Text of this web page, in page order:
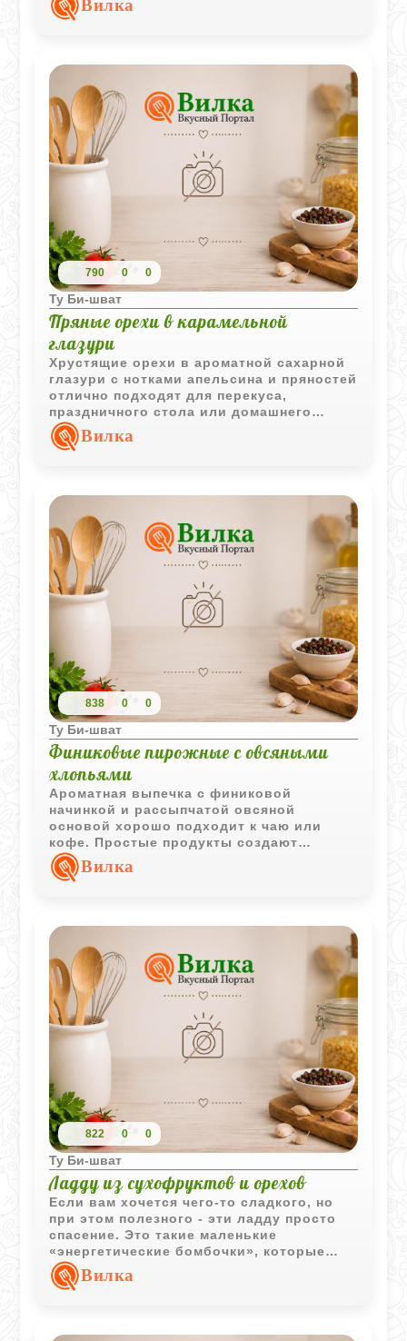
буквально обжигает пальцы, иначе оно
оказывается этот густой, тягучий
ореховый крем, получается просто
магия. Это такой классический десерт, от
которого на кухне стоит потрясающий
аромат жареного миндаля и сливочного
масла. Идеально к крепкому кофе, когда
хочется чего-то по-настоящему
изысканного и домашнего одновременно.
Вилка
790 0 0
Ту Би-шват
Пряные орехи в карамельной
глазури
Хрустящие орехи в ароматной сахарной
глазури с нотками апельсина и пряностей
отлично подходят для перекуса,
праздничного стола или домашнего
подарка.Вилка
838 0 0
Ту Би-шват
Финиковые пирожные с овсяными
хлопьями
Ароматная выпечка с финиковой
начинкой и рассыпчатой овсяной
основой хорошо подходит к чаю или
кофе. Простые продукты создают
насыщенный вкус и приятную текстуру в
каждом кусочке.
Вилка
822 0 0
Ту Би-шват
Ладду из сухофруктов и орехов
Если вам хочется чего-то сладкого, но
при этом полезного - эти ладду просто
спасение. Это такие маленькие
«энергетические бомбочки», которые
удобно брать с собой на перекус. Вся
прелесть в том, что здесь нет ни грамма
Самый важный момент тут с кунжутом: за
Вилка